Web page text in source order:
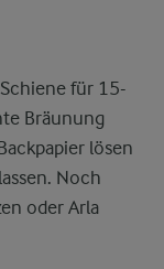
für 15-
Bräunung
lösen
Noch
oder Arla